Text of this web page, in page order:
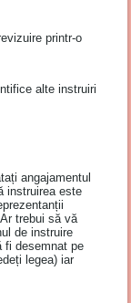
printr-o
alte instruiri
angajamentul
instruirea este
trebui să vă
de instruire
fi desemnat pe
legea) iar